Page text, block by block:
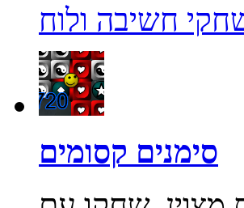
חשיבה ולוח
סימנים קסומים